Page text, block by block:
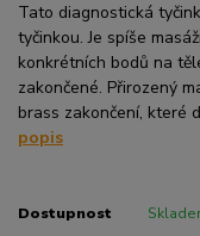
Tato diagnostická
tyčinkou. Je spíše
konkrétních bodů na
zakončené. Přirozený
brass zakončení, které
popis
Dostupnost